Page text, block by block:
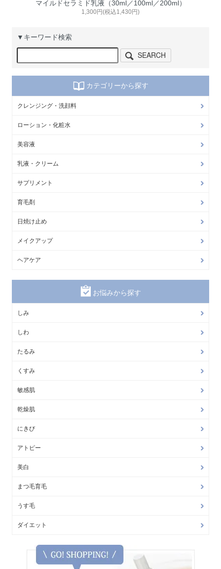
マイルドセラミド乳液（30ml／100ml／200ml）
1,300円(税込1,430円)
▼キーワード検索
SEARCH
カテゴリーから探す
クレンジング・洗顔料
ローション・化粧水
美容液
乳液・クリーム
サプリメント
育毛剤
日焼け止め
メイクアップ
ヘアケア
お悩みから探す
しみ
しわ
たるみ
くすみ
敏感肌
乾燥肌
にきび
アトピー
美白
まつ毛育毛
うす毛
ダイエット